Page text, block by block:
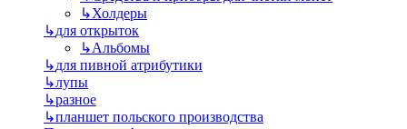
↳Холдеры
↳для открыток
↳Альбомы
↳для пивной атрибутики
↳лупы
↳разное
↳планшет польского производства